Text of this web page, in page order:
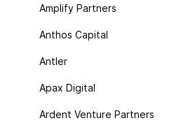
Amplify Partners
Anthos Capital
Antler
Apax Digital
Ardent Venture Partners